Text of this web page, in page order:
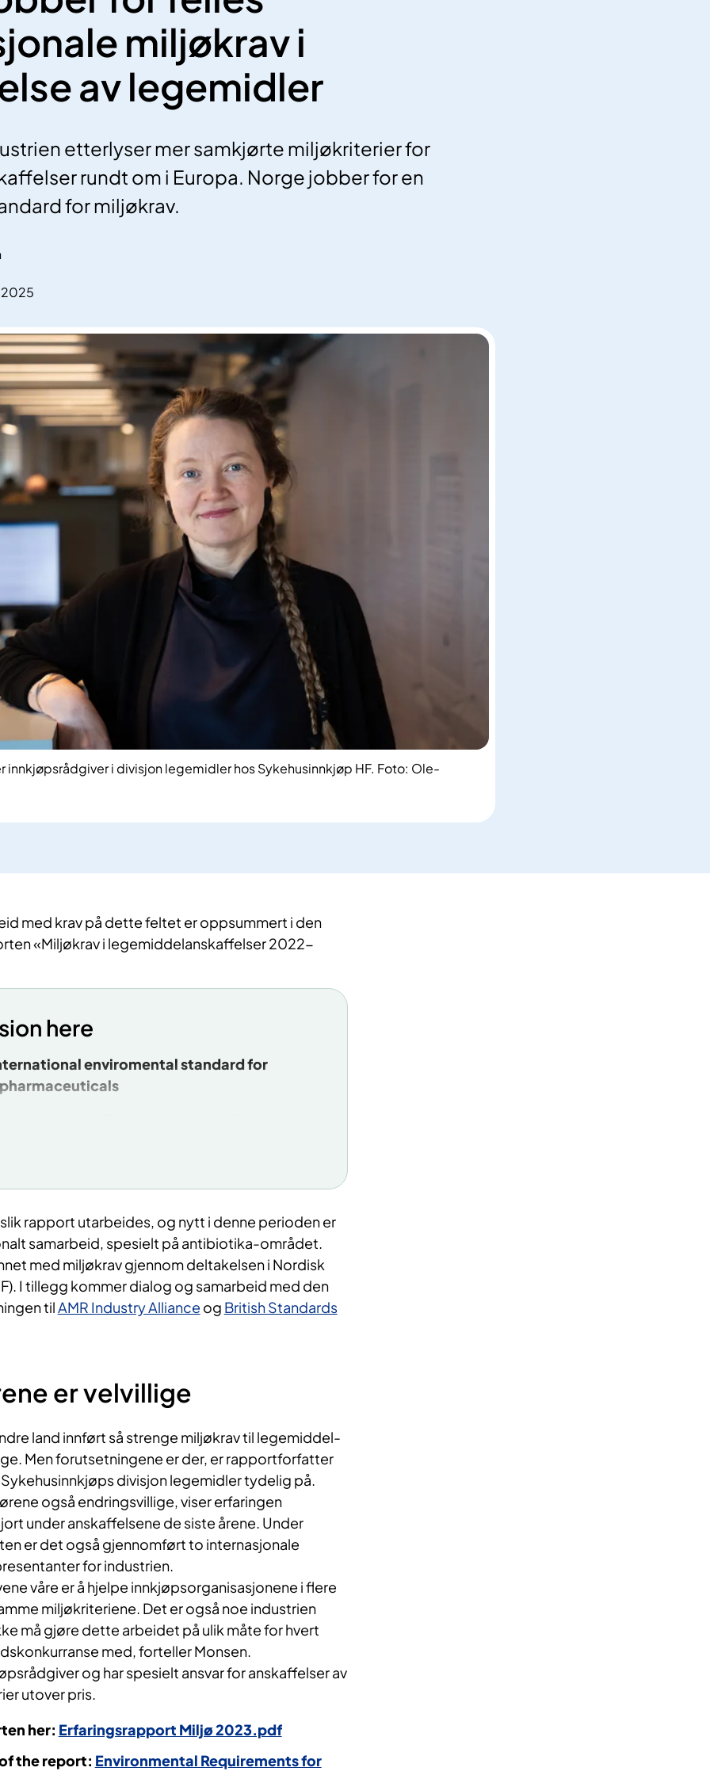
miljøkrav i
av legemidler
etterlyser mer samkjørte miljøkriterier for
rundt om i Europa. Norge jobber for en
for miljøkrav.
innkjøpsrådgiver i divisjon legemidler hos Sykehusinnkjøp HF. Foto: Ole-
med krav på dette feltet er oppsummert i den
«Miljøkrav i legemiddelanskaffelser 2022-
here
enviromental standard for
working towards an international standard for
(Norwegian Hospital Procurement Trust) is
on behalf of the Norwegian government.
this field is summarized in the recent
requirements in
2022-2023" (Download pdf here).
of antibiotics.
environmental requirements through
Nordic Pharmaceutical Forum. In addition,
working together with the AMR Industry
Standards Institution (BSI) on certification
industry
country has introduced as strict environmental
procurement as Norway.
for a broader international cooperation
Maja Flønes Monsen in Sykehusinnkjøp's
She has authored the the new report on
experience from the most recent years of
rapport utarbeides, og nytt i denne perioden er
samarbeid, spesielt på antibiotika-området.
med miljøkrav gjennom deltakelsen i Nordisk
I tillegg kommer dialog og samarbeid med den
tilAMR Industry Alliance og British Standards
er velvillige
land innført så strenge miljøkrav til legemiddel-
Men forutsetningene er der, er rapportforfatter
Sykehusinnkjøps divisjon legemidler tydelig på.
også endringsvillige, viser erfaringen
under anskaffelsene de siste årene. Under
er det også gjennomført to internasjonale
for industrien.
våre er å hjelpe innkjøpsorganisasjonene i flere
miljøkriteriene. Det er også noe industrien
må gjøre dette arbeidet på ulik måte for hvert
med, forteller Monsen.
og har spesielt ansvar for anskaffelser av
utover pris.
her: Erfaringsrapport Miljø 2023.pdf
the report: Environmental Requirements for